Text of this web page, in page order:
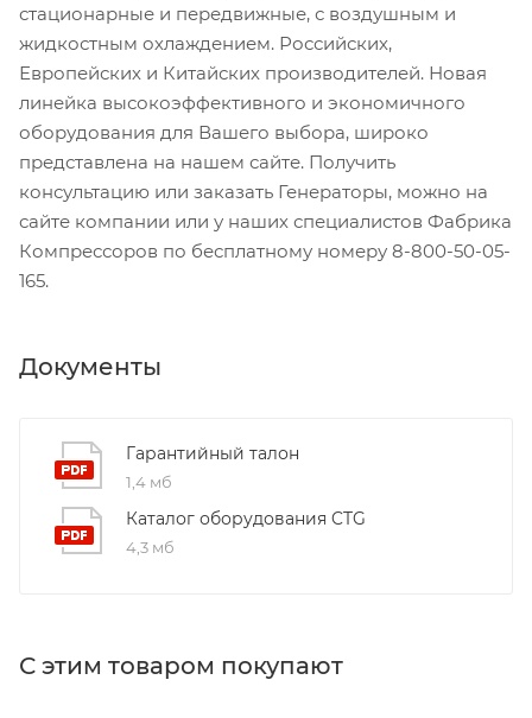
стационарные и передвижные, с воздушным и
жидкостным охлаждением. Российских,
Европейских и Китайских производителей. Новая
линейка высокоэффективного и экономичного
оборудования для Вашего выбора, широко
представлена на нашем сайте. Получить
консультацию или заказать Генераторы, можно на
сайте компании или у наших специалистов Фабрика
Компрессоров по бесплатному номеру 8-800-50-05-
165.
Документы
Гарантийный талон
1,4 мб
Каталог оборудования CTG
4,3 мб
С этим товаром покупают